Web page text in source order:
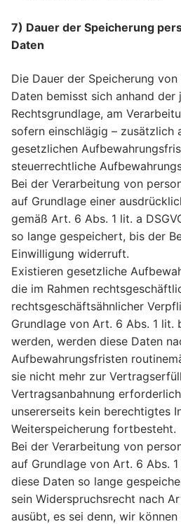
7) Dauer der Speicherung
Daten
Die Dauer der Speicherung
Daten bemisst sich anhand der
Rechtsgrundlage, am
sofern einschlägig – zusätzlich
gesetzlichen
steuerrechtliche
Bei der Verarbeitung von
auf Grundlage einer
gemäß Art. 6 Abs. 1 lit. a
so lange gespeichert, bis der
Einwilligung widerruft.
Existieren gesetzliche
die im Rahmen
rechtsgeschäftsähnlicher
Grundlage von Art. 6 Abs. 1 lit.
werden, werden diese Daten
Aufbewahrungsfristen
sie nicht mehr zur
Vertragsanbahnung
unsererseits kein berechtigtes
Weiterspeicherung fortbesteht.
Bei der Verarbeitung von
auf Grundlage von Art. 6 Abs.
diese Daten so lange
sein Widerspruchsrecht nach
ausübt, es sei denn, wir